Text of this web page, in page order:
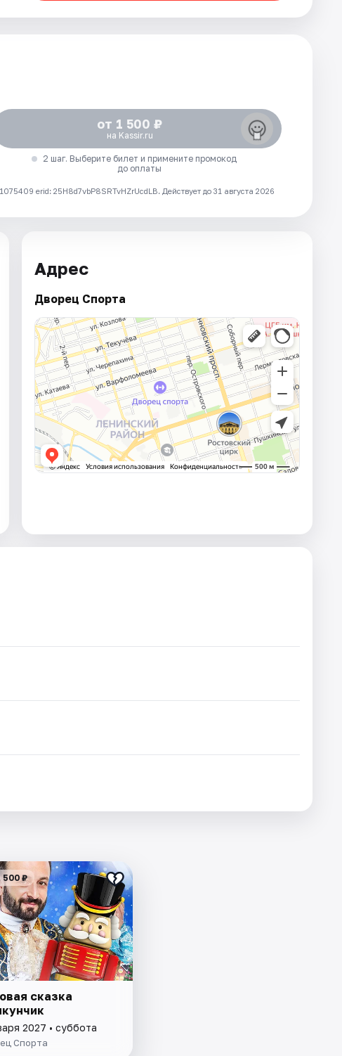
от 1 500 ₽
на Kassir.ru
2 шаг. Выберите билет и примените промокод
до оплаты
erid: 25H8d7vbP8SRTvHZrUcdLB. Действует до 31 августа 2026
Адрес
Дворец Спорта
500 ₽
сказка
2027 • суббота
Спорта